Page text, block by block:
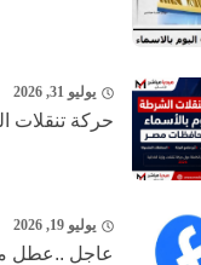
يوليو 31, 2026
حركة تنقلات
يوليو 19, 2026
عاجل ..عطل